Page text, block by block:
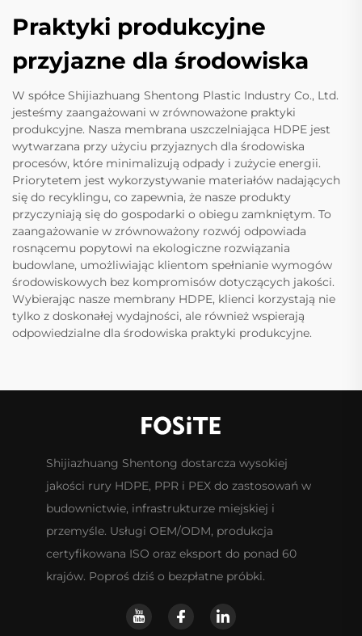
Praktyki produkcyjne
przyjazne dla środowiska
W spółce Shijiazhuang Shentong Plastic Industry Co., Ltd.
jesteśmy zaangażowani w zrównoważone praktyki
produkcyjne. Nasza membrana uszczelniająca HDPE jest
wytwarzana przy użyciu przyjaznych dla środowiska
procesów, które minimalizują odpady i zużycie energii.
Priorytetem jest wykorzystywanie materiałów nadających
się do recyklingu, co zapewnia, że nasze produkty
przyczyniają się do gospodarki o obiegu zamkniętym. To
zaangażowanie w zrównoważony rozwój odpowiada
rosnącemu popytowi na ekologiczne rozwiązania
budowlane, umożliwiając klientom spełnianie wymogów
środowiskowych bez kompromisów dotyczących jakości.
Wybierając nasze membrany HDPE, klienci korzystają nie
tylko z doskonałej wydajności, ale również wspierają
odpowiedzialne dla środowiska praktyki produkcyjne.
Shijiazhuang Shentong dostarcza wysokiej
jakości rury HDPE, PPR i PEX do zastosowań w
budownictwie, infrastrukturze miejskiej i
przemyśle. Usługi OEM/ODM, produkcja
certyfikowana ISO oraz eksport do ponad 60
krajów. Poproś dziś o bezpłatne próbki.